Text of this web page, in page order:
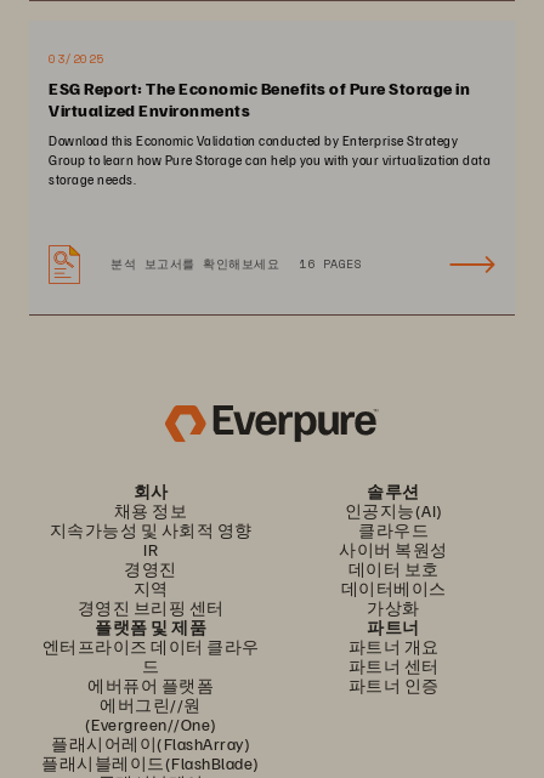
03/2025
ESG Report: The Economic Benefits of Pure Storage in
Virtualized Environments
Download this Economic Validation conducted by Enterprise Strategy
Group to learn how Pure Storage can help you with your virtualization data
storage needs.
분석 보고서를 확인해보세요 16 PAGES
회사
채용 정보
지속가능성 및 사회적 영향
IR
경영진
지역
경영진 브리핑 센터
솔루션
인공지능(AI)
클라우드
사이버 복원성
데이터 보호
데이터베이스
가상화
플랫폼 및 제품
엔터프라이즈 데이터 클라우
드
에버퓨어 플랫폼
에버그린//원
(Evergreen//One)
플래시어레이(FlashArray)
플래시블레이드(FlashBlade)
파트너
파트너 개요
파트너 센터
파트너 인증